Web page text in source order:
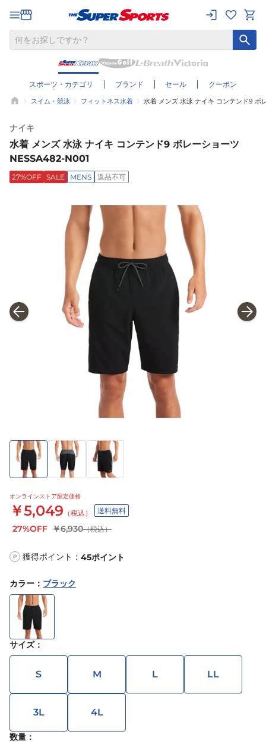
スポーツ・カテゴリ ブランド セール クーポン
スイム・競泳 フィットネス水着 水着 メンズ 水泳 ナイキ コンテンド9 ボ
ナイキ
水着 メンズ 水泳 ナイキ コンテンド9 ボレーショーツ
NESSA482-N001
27%OFF SALE MENS 返品不可
オンラインストア限定価格
￥5,049 （税込） 送料無料
27%OFF ￥6,930（税込）
P 獲得ポイント： 45ポイント
カラー ： ブラック
サイズ：
S M L LL
3L 4L
数量：